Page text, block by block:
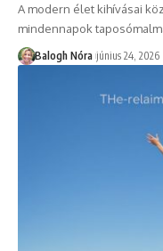
A modern élet kihívásai
mindennapok
Balogh Nóra június 24, 2026